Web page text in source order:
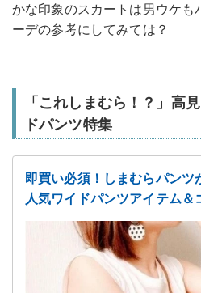
かな印象のスカートは男ウケも
ーデの参考にしてみては？
「これしまむら！？」高
ドパンツ特集
即買い必須！しまむらパンツ
人気ワイドパンツアイテム＆